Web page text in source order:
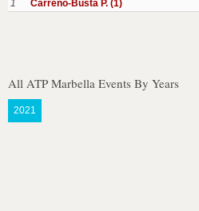
1
Carreno-Busta P. (1)
All ATP Marbella Events By Years
2021